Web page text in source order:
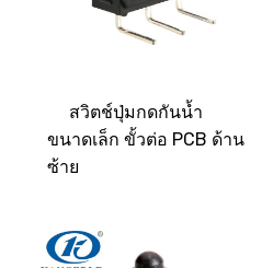
สวิตช์ปุ่มกดกันน้ำ
ขนาดเล็ก ขั้วต่อ PCB ด้าน
ซ้าย